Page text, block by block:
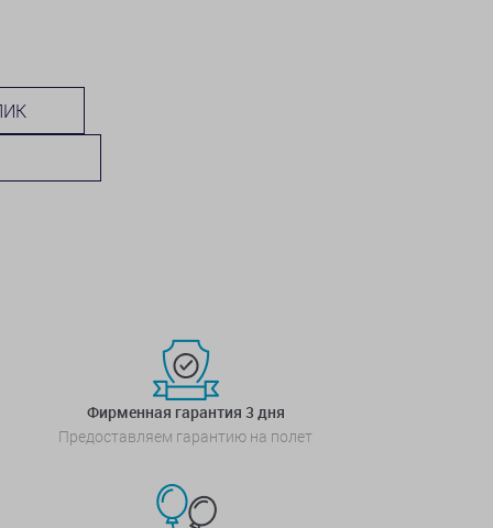
Фирменная гарантия 3 дня
Предоставляем гарантию на полет